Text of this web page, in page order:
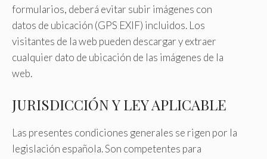
formularios, deberá evitar subir imágenes con
datos de ubicación (GPS EXIF) incluidos. Los
visitantes de la web pueden descargar y extraer
cualquier dato de ubicación de las imágenes de la
web.
JURISDICCIÓN Y LEY APLICABLE
Las presentes condiciones generales se rigen por la
legislación española. Son competentes para